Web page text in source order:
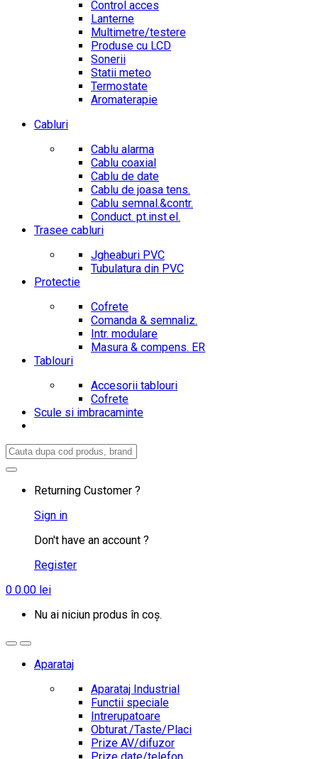
Control acces
Lanterne
Multimetre/testere
Produse cu LCD
Sonerii
Statii meteo
Termostate
Aromaterapie
Cabluri
Cablu alarma
Cablu coaxial
Cablu de date
Cablu de joasa tens.
Cablu semnal.&contr.
Conduct. pt.inst.el.
Trasee cabluri
Jgheaburi PVC
Tubulatura din PVC
Protectie
Cofrete
Comanda & semnaliz.
Intr. modulare
Masura & compens. ER
Tablouri
Accesorii tablouri
Cofrete
Scule si imbracaminte
Search
Returning Customer ?
Sign in
Don't have an account ?
Register
0 0.00 lei
Nu ai niciun produs în coș.
Aparataj
Aparataj Industrial
Functii speciale
Intrerupatoare
Obturat./Taste/Placi
Prize AV/difuzor